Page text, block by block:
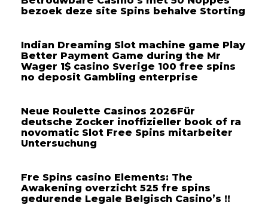
bezoek deze site Spins behalve Storting
Indian Dreaming Slot machine game Play
Better Payment Game during the Mr
Wager 1$ casino Sverige 100 free spins
no deposit Gambling enterprise
Neue Roulette Casinos 2026Für
deutsche Zocker inoffizieller book of ra
novomatic Slot Free Spins mitarbeiter
Untersuchung
Fre Spins casino Elements: The
Awakening overzicht 525 fre spins
gedurende Legale Belgisch Casino’s !!